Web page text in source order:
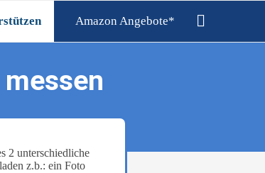
Amazon Angebote*
2 unterschiedliche
z.b.: ein Foto